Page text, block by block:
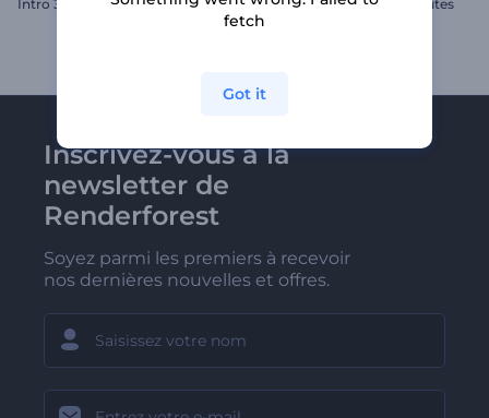
Intro 3D pixelisée Ouvre-titres sphères abstraites
Inscrivez-vous à la
newsletter de
Renderforest
Soyez parmi les premiers à recevoir
nos dernières nouvelles et offres.
fetch
Got it